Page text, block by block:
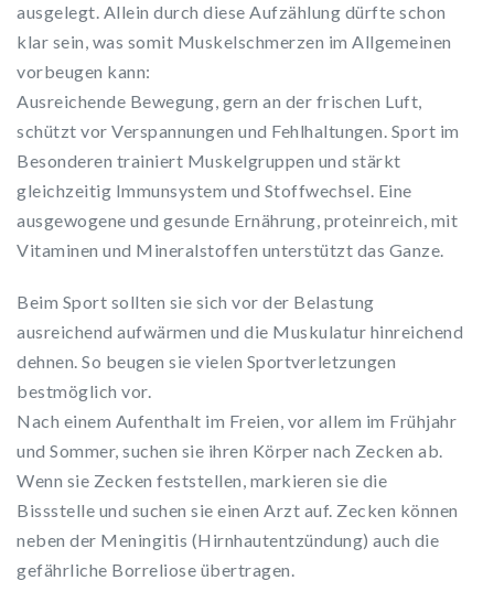
ausgelegt. Allein durch diese Aufzählung dürfte schon
klar sein, was somit Muskelschmerzen im Allgemeinen
vorbeugen kann:
Ausreichende Bewegung, gern an der frischen Luft,
schützt vor Verspannungen und Fehlhaltungen. Sport im
Besonderen trainiert Muskelgruppen und stärkt
gleichzeitig Immunsystem und Stoffwechsel. Eine
ausgewogene und gesunde Ernährung, proteinreich, mit
Vitaminen und Mineralstoffen unterstützt das Ganze.
Beim Sport sollten sie sich vor der Belastung
ausreichend aufwärmen und die Muskulatur hinreichend
dehnen. So beugen sie vielen Sportverletzungen
bestmöglich vor.
Nach einem Aufenthalt im Freien, vor allem im Frühjahr
und Sommer, suchen sie ihren Körper nach Zecken ab.
Wenn sie Zecken feststellen, markieren sie die
Bissstelle und suchen sie einen Arzt auf. Zecken können
neben der Meningitis (Hirnhautentzündung) auch die
gefährliche Borreliose übertragen.